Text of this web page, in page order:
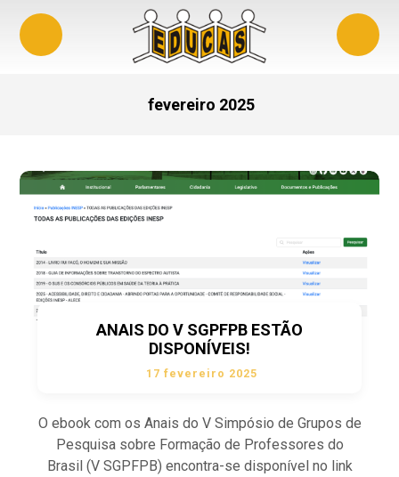
fevereiro 2025
ANAIS DO V SGPFPB ESTÃO
DISPONÍVEIS!
17 fevereiro 2025
O ebook com os Anais do V Simpósio de Grupos de
Pesquisa sobre Formação de Professores do
Brasil (V SGPFPB) encontra-se disponível no link